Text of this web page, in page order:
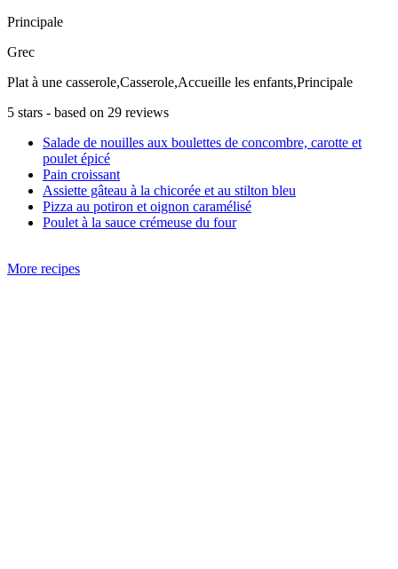
Principale
Grec
Plat à une casserole,Casserole,Accueille les enfants,Principale
5 stars - based on 29 reviews
Salade de nouilles aux boulettes de concombre, carotte et
poulet épicé
Pain croissant
Assiette gâteau à la chicorée et au stilton bleu
Pizza au potiron et oignon caramélisé
Poulet à la sauce crémeuse du four
More recipes